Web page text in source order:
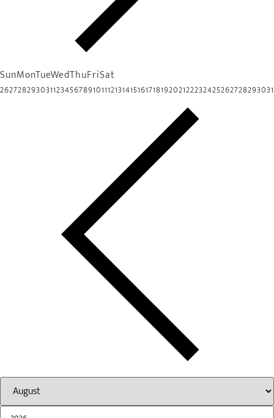
SunMonTueWedThuFriSat
26272829303112345678910111213141516171819202122232425262728293031